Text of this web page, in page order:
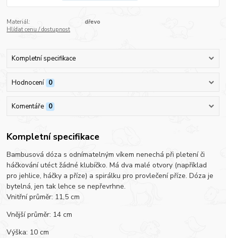
Materiál:
dřevo
Hlídat cenu / dostupnost
Kompletní specifikace
Hodnocení 0
Komentáře 0
Kompletní specifikace
Bambusová dóza s odnímatelným víkem nenechá při pletení či
háčkování utéct žádné klubíčko. Má dva malé otvory (například
pro jehlice, háčky a příze) a spirálku pro provlečení příze. Dóza je
bytelná, jen tak lehce se nepřevrhne.
Vnitřní průměr: 11,5 cm
Vnější průměr: 14 cm
Výška: 10 cm